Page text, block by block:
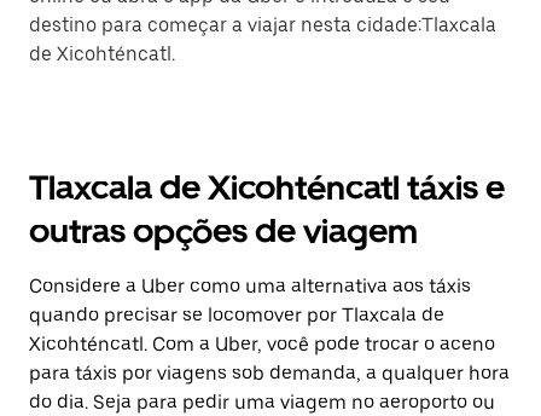
destino para começar a viajar nesta cidade:Tlaxcala
de Xicohténcatl.
Tlaxcala de Xicohténcatl táxis e
outras opções de viagem
Considere a Uber como uma alternativa aos táxis
quando precisar se locomover por Tlaxcala de
Xicohténcatl. Com a Uber, você pode trocar o aceno
para táxis por viagens sob demanda, a qualquer hora
do dia. Seja para pedir uma viagem no aeroporto ou